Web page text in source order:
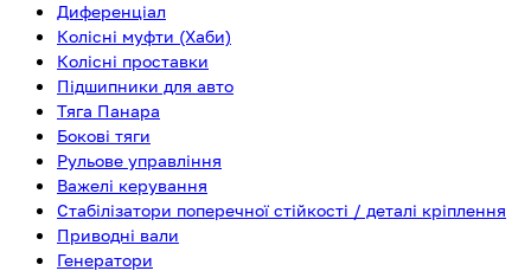
Диференціал
Колісні муфти (Хаби)
Колісні проставки
Підшипники для авто
Тяга Панара
Бокові тяги
Рульове управління
Важелі керування
Стабілізатори поперечної стійкості / деталі кріплення
Приводні вали
Генератори